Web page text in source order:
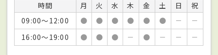
時間 月 火 水 木 金 土 日
祝
09:00～12:00
● ● ● ● ● ● －
－
16:00～19:00
● ● ● － ● － － －